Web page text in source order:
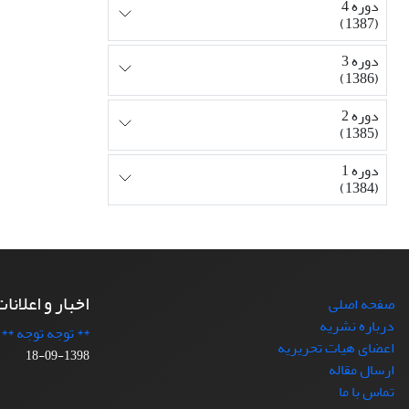
دوره 4
(1387)
دوره 3
(1386)
دوره 2
(1385)
دوره 1
(1384)
صفحه اصلی
درباره نشریه
اعضای هیات تحریریه
ارسال مقاله
تماس با ما
اخبار و
** توجه توجه
1398-09-18